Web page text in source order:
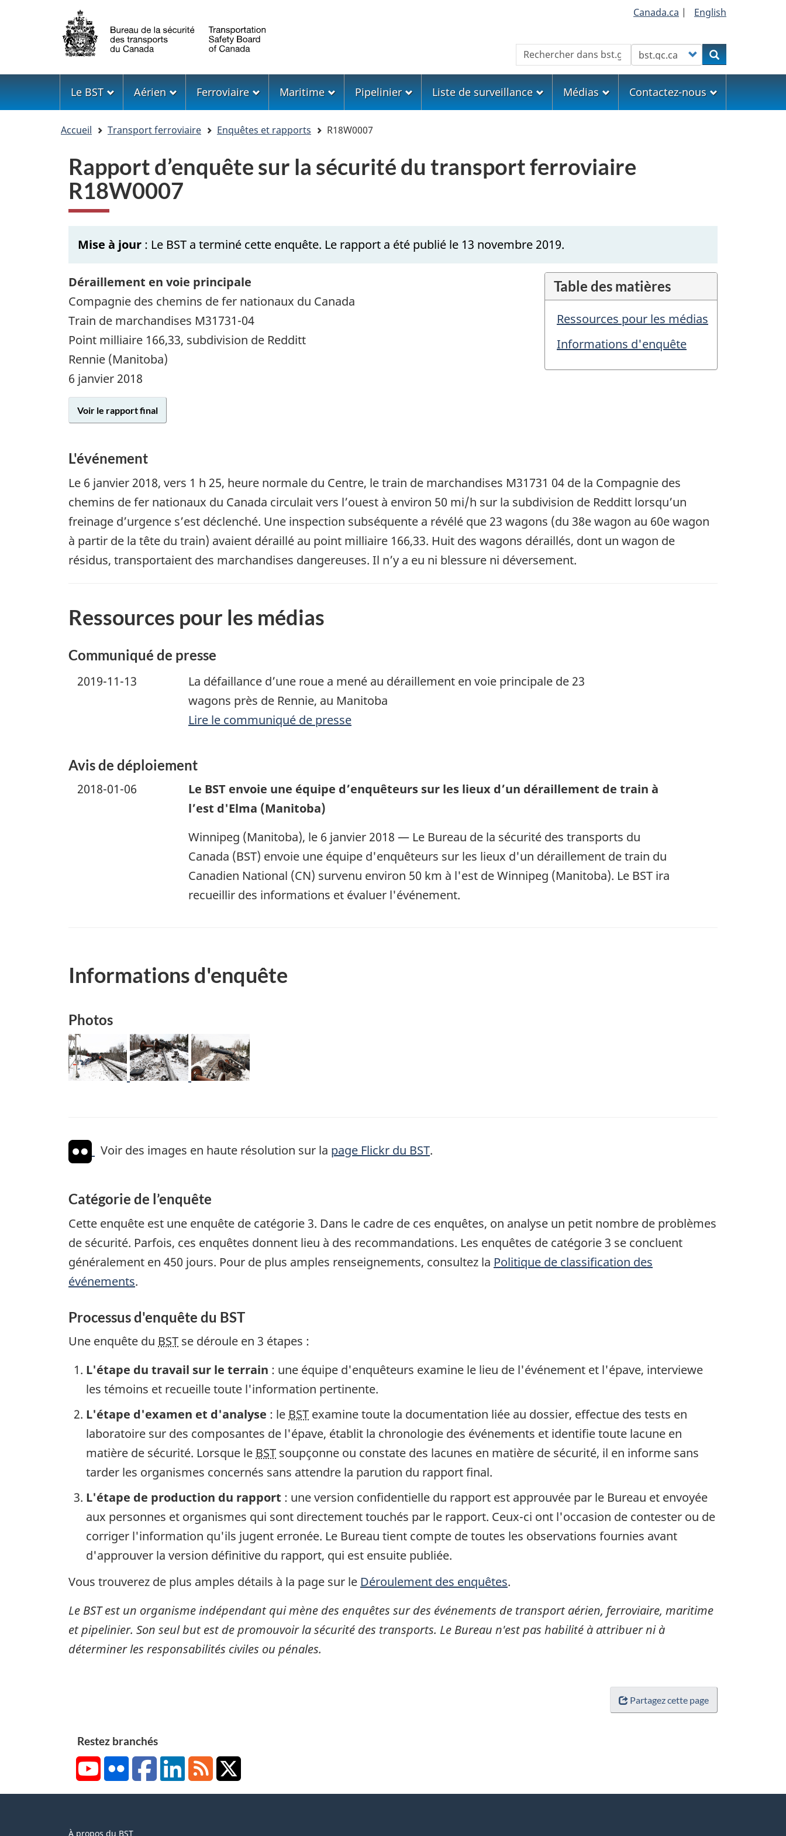
Sélection
de
la
langue
Canada.ca | English
Rechercher Customize your searchRechercher
Menu
Le BST Aérien Ferroviaire Maritime Pipelinier Liste de surveillance Médias Contactez-nous
Accueil Transport ferroviaire Enquêtes et rapports R18W0007
Rapport d’enquête sur la sécurité du transport ferroviaire
R18W0007
Mise à jour : Le BST a terminé cette enquête. Le rapport a été publié le 13 novembre 2019.
Table des matières
Ressources pour les médias
Informations d'enquête
Déraillement en voie principale
Compagnie des chemins de fer nationaux du Canada
Train de marchandises M31731-04
Point milliaire 166,33, subdivision de Redditt
Rennie (Manitoba)
6 janvier 2018
Voir le rapport final
L'événement
Le 6 janvier 2018, vers 1 h 25, heure normale du Centre, le train de marchandises M31731 04 de la Compagnie des
chemins de fer nationaux du Canada circulait vers l’ouest à environ 50 mi/h sur la subdivision de Redditt lorsqu’un
freinage d’urgence s’est déclenché. Une inspection subséquente a révélé que 23 wagons (du 38e wagon au 60e wagon
à partir de la tête du train) avaient déraillé au point milliaire 166,33. Huit des wagons déraillés, dont un wagon de
résidus, transportaient des marchandises dangereuses. Il n’y a eu ni blessure ni déversement.
Ressources pour les médias
Communiqué de presse
2019-11-13
La défaillance d’une roue a mené au déraillement en voie principale de 23
wagons près de Rennie, au Manitoba
Lire le communiqué de presse
Avis de déploiement
2018-01-06
Le BST envoie une équipe d’enquêteurs sur les lieux d’un déraillement de train à
l’est d'Elma (Manitoba)
Winnipeg (Manitoba), le 6 janvier 2018 — Le Bureau de la sécurité des transports du
Canada (BST) envoie une équipe d'enquêteurs sur les lieux d'un déraillement de train du
Canadien National (CN) survenu environ 50 km à l'est de Winnipeg (Manitoba). Le BST ira
recueillir des informations et évaluer l'événement.
Informations d'enquête
Photos
Image Image Image
Voir des images en haute résolution sur la page Flickr du BST.
Catégorie de l’enquête
Cette enquête est une enquête de catégorie 3. Dans le cadre de ces enquêtes, on analyse un petit nombre de problèmes
de sécurité. Parfois, ces enquêtes donnent lieu à des recommandations. Les enquêtes de catégorie 3 se concluent
généralement en 450 jours. Pour de plus amples renseignements, consultez la Politique de classification des
événements.
Processus d'enquête du BST
Une enquête du BST se déroule en 3 étapes :
L'étape du travail sur le terrain : une équipe d'enquêteurs examine le lieu de l'événement et l'épave, interviewe
les témoins et recueille toute l'information pertinente.
L'étape d'examen et d'analyse : le BST examine toute la documentation liée au dossier, effectue des tests en
laboratoire sur des composantes de l'épave, établit la chronologie des événements et identifie toute lacune en
matière de sécurité. Lorsque le BST soupçonne ou constate des lacunes en matière de sécurité, il en informe sans
tarder les organismes concernés sans attendre la parution du rapport final.
L'étape de production du rapport : une version confidentielle du rapport est approuvée par le Bureau et envoyée
aux personnes et organismes qui sont directement touchés par le rapport. Ceux-ci ont l'occasion de contester ou de
corriger l'information qu'ils jugent erronée. Le Bureau tient compte de toutes les observations fournies avant
d'approuver la version définitive du rapport, qui est ensuite publiée.
Vous trouverez de plus amples détails à la page sur le Déroulement des enquêtes.
Le BST est un organisme indépendant qui mène des enquêtes sur des événements de transport aérien, ferroviaire, maritime
et pipelinier. Son seul but est de promouvoir la sécurité des transports. Le Bureau n'est pas habilité à attribuer ni à
déterminer les responsabilités civiles ou pénales.
Partagez cette page
Restez branchés
YouTubeFlickr FacebookLinkedInRSS
À propos du BST